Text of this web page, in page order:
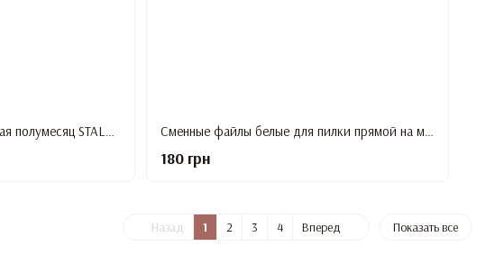
180 грн
Назад 1 2 3 4 Вперед Показать все